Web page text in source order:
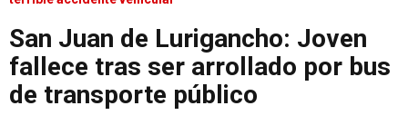
San Juan de Lurigancho: Joven
fallece tras ser arrollado por bus
de transporte público